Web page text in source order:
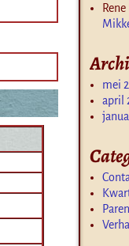
mei
april